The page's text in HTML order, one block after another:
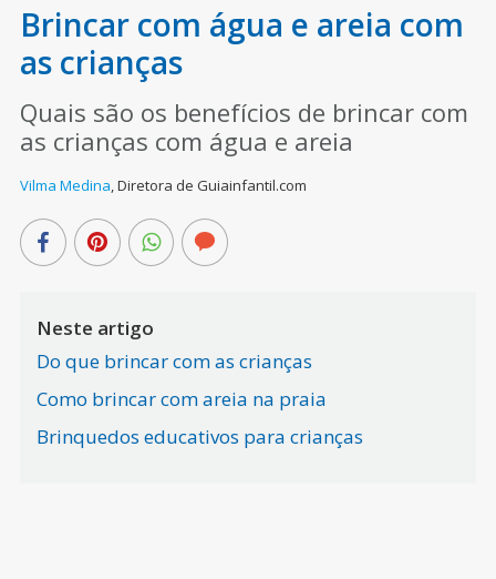
Brincar com água e areia com
as crianças
Quais são os benefícios de brincar com
as crianças com água e areia
Vilma Medina,Diretora de Guiainfantil.com
Neste artigo
Do que brincar com as crianças
Como brincar com areia na praia
Brinquedos educativos para crianças